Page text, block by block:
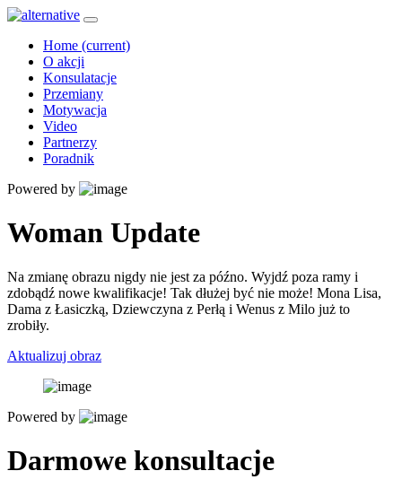
Home (current)
O akcji
Konsulatacje
Przemiany
Motywacja
Video
Partnerzy
Poradnik
Powered by
Woman Update
Na zmianę obrazu nigdy nie jest za późno. Wyjdź poza ramy i
zdobądź nowe kwalifikacje! Tak dłużej być nie może! Mona Lisa,
Dama z Łasiczką, Dziewczyna z Perłą i Wenus z Milo już to
zrobiły.
Aktualizuj obraz
Powered by
Darmowe konsultacje